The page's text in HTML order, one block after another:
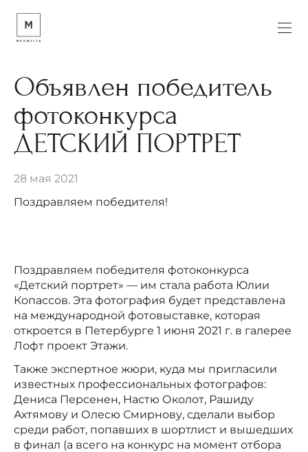
Объявлен победитель
фотоконкурса
ДЕТСКИЙ ПОРТРЕТ
28 мая 2021
Поздравляем победителя!
Поздравляем победителя фотоконкурса
«Детский портрет» — им стала работа Юлии
Копассов. Эта фотография будет представлена
на международной фотовыставке, которая
откроется в Петербурге 1 июня 2021 г. в галерее
Лофт проект Этажи.
Также экспертное жюри, куда мы пригласили
известных профессиональных фотографов:
Дениса Персенен, Настю Околот, Рашиду
Ахтямову и Олесю Смирнову, сделали выбор
среди работ, попавших в шортлист и вышедших
в финал (а всего на конкурс на момент отбора